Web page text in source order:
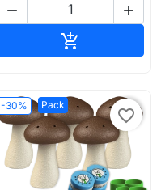
 

-30% Pack
favorite_border